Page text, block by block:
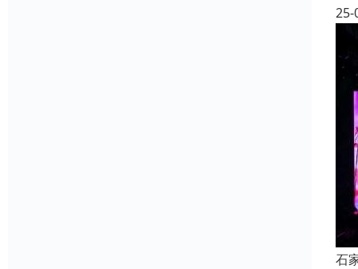
25-
石